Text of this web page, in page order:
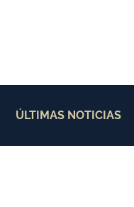
ÚLTIMAS NOTICIAS